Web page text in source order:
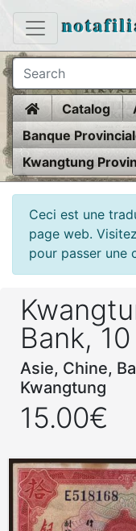
HomeCatalog
Banque
Kwangtung
Ceci est une
page web.
pour passer une
Bank,
Asie, Chine,
Kwangtung
15.00€